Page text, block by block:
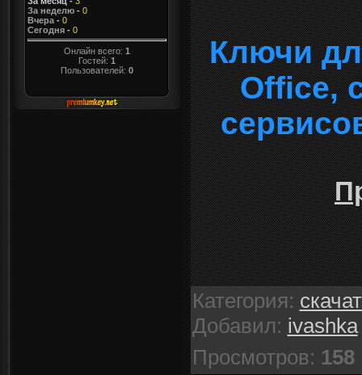
За неделю- 0
Вчера- 0
Сегодня- 0
Онлайн всего: 1
Гостей: 1
Пользователей: 0
Ключи
Office,
Категория:
Добавил: ivashka
Просмотров: 158